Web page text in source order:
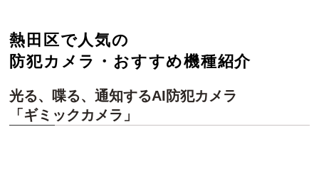
熱田区で人気の
防犯カメラ・おすすめ機種紹介
光る、喋る、通知するAI防犯カメラ
「ギミックカメラ」